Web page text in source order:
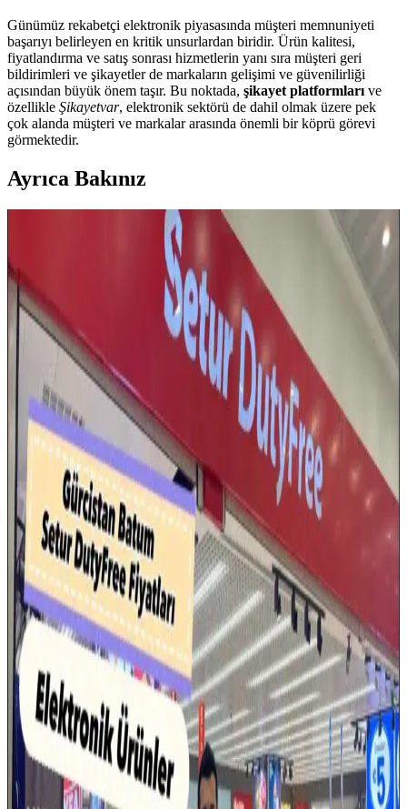
Günümüz rekabetçi elektronik piyasasında müşteri memnuniyeti
başarıyı belirleyen en kritik unsurlardan biridir. Ürün kalitesi,
fiyatlandırma ve satış sonrası hizmetlerin yanı sıra müşteri geri
bildirimleri ve şikayetler de markaların gelişimi ve güvenilirliği
açısından büyük önem taşır. Bu noktada, şikayet platformları ve
özellikle Şikayetvar, elektronik sektörü de dahil olmak üzere pek
çok alanda müşteri ve markalar arasında önemli bir köprü görevi
görmektedir.
Ayrıca Bakınız
Eyfel Efs-2500 Güç Kaynağı: Temel Özellikler ve
Kullanıcı Değerlendirmeleri
Eyfel Efs-2500, 250W güç çıkışıyla temel bilgisayar ihtiyaçlarına
uygun, fanlı soğutmalı ve dayanıklılık sorunlarıyla dikkat çeken bir
güç kaynağıdır.
Samsung Galaxy Tab S9 FE+ Plus için Nano
Kırılmaz Esnek Ekran Koruyucu İncelemesi
Samsung Galaxy Tab S9 FE+ Plus için tasarlanmış nano cam ekran
koruyucu, yüksek dayanıklılık ve net görüntü sağlar. Kolay
uygulama ve göz yorgunluğunu azaltıcı özellikleriyle ekran
korumasında yeni standart.
Tamtel Telefon Modem ADSL Ara Kablosu Köken
1.5 Metre İnceleme ve Kullanıcı Yorumları
Tamtel'in 1.5 metre uzunluğundaki telefon modem ADSL ara
kablosu, bağlantı stabilitesi ve dayanıklılığıyla öne çıkıyor. İnce
yapısı ve performans özellikleri, kullanıcı deneyimlerine göre
değişiklik gösterebilir.
16 Gün Kar Altında Kalan iPhone'un Dayanıklılığı
ve Soğukta Elektronik Performansı
Saskatchewan'da 16 gün kar altında kalan iPhone, karın izolasyon
etkisi sayesinde çalışmaya devam etti. Soğuk hava batarya
performansını yavaşlatırken, kar cihazı korudu ve uzun süre konum
güncellemesi sağladı.
RAMpocalypse ve Tüketici Elektroniği
Sektöründeki 2026 Yılına Yönelik Kriz Tehditleri